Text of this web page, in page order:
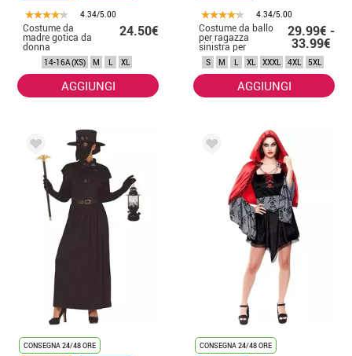
4.34/5.00
Costume da
madre gotica da
donna
24.50€
14-16A (XS) M L XL
AGGIUNGI
4.34/5.00
Costume da ballo
per ragazza
sinistra per
donna
29.99€ -
33.99€
S M L XL XXXL 4XL 5XL
AGGIUNGI
CONSEGNA 24/48 ORE
CONSEGNA 24/48 ORE